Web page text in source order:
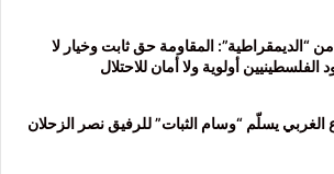
“الديمقراطية”: المقاومة حق ثابت وخيار لا
أولوية ولا أمان للاحتلال
الغربي يسلّم “وسام الثبات” للرفيق نصر الزحلان